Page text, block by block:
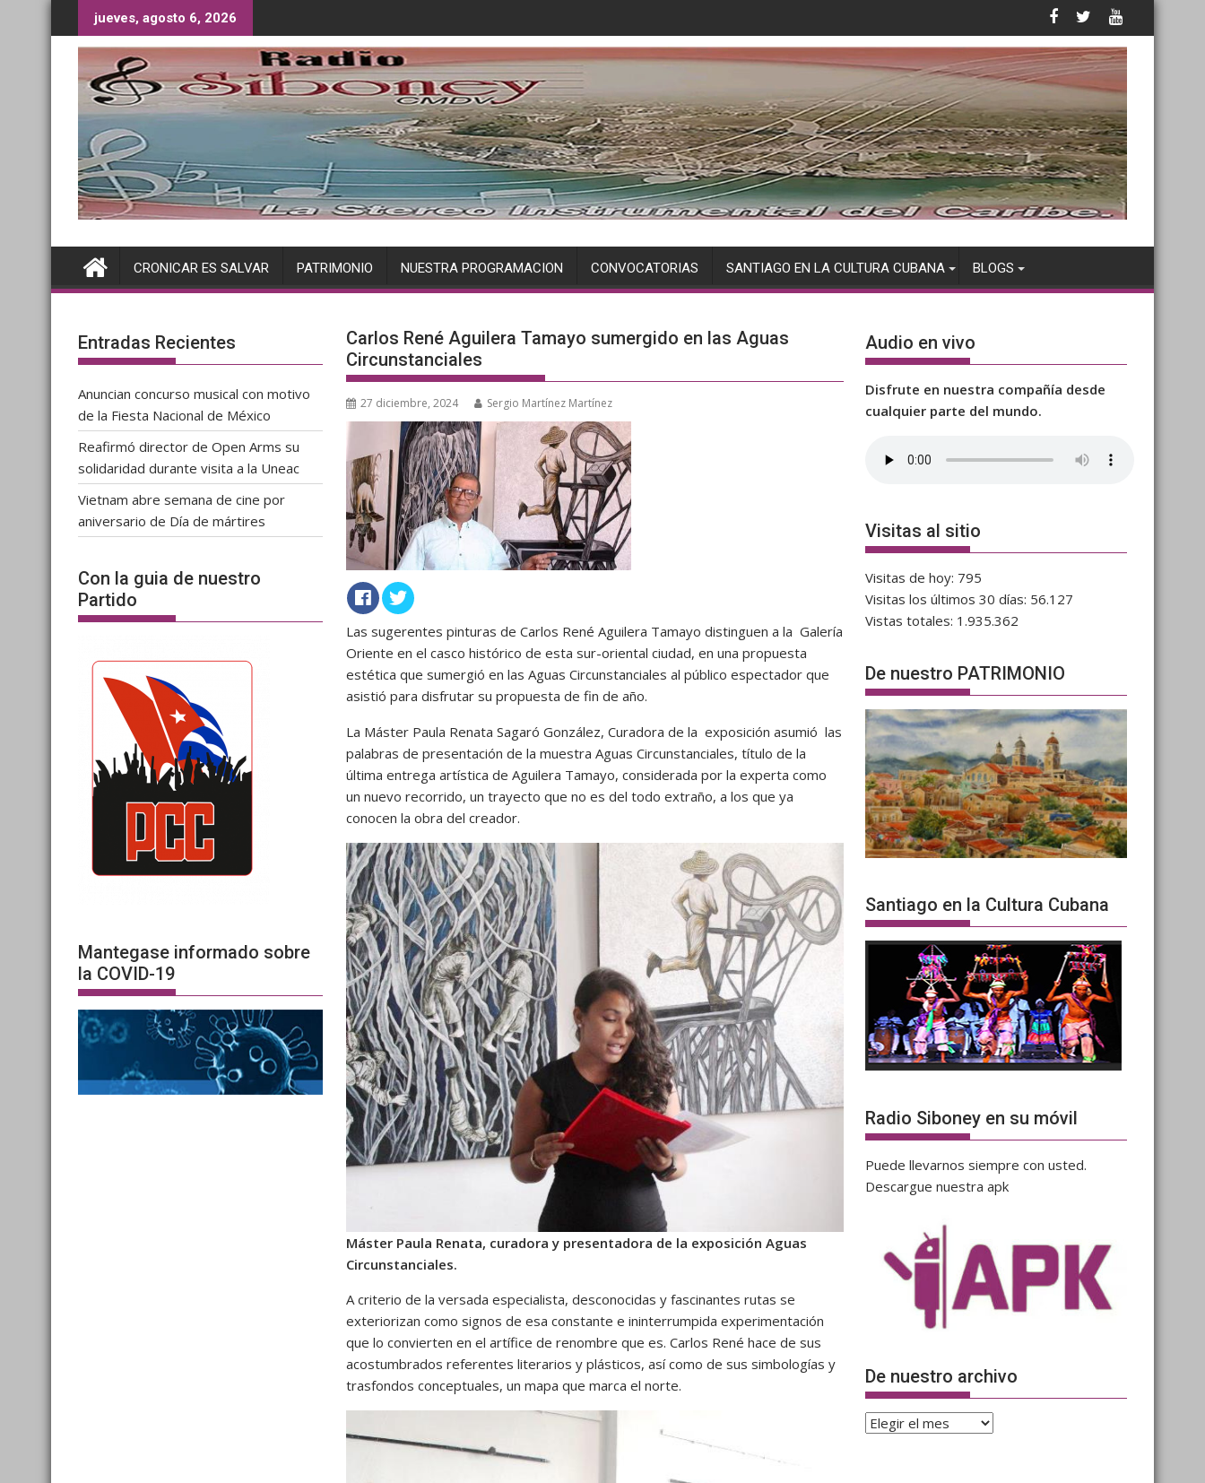
al
contenido
jueves, agosto 6, 2026
CRONICAR ES SALVAR PATRIMONIO NUESTRA PROGRAMACION CONVOCATORIAS SANTIAGO EN LA CULTURA CUBANA BLOGS
Carlos René Aguilera Tamayo sumergido en las Aguas
Circunstanciales
27 diciembre, 2024 Sergio Martínez Martínez
Las sugerentes pinturas de Carlos René Aguilera Tamayo distinguen a la Galería
Oriente en el casco histórico de esta sur-oriental ciudad, en una propuesta
estética que sumergió en las Aguas Circunstanciales al público espectador que
asistió para disfrutar su propuesta de fin de año.
La Máster Paula Renata Sagaró González, Curadora de la exposición asumió las
palabras de presentación de la muestra Aguas Circunstanciales, título de la
última entrega artística de Aguilera Tamayo, considerada por la experta como
un nuevo recorrido, un trayecto que no es del todo extraño, a los que ya
conocen la obra del creador.
Máster Paula Renata, curadora y presentadora de la exposición Aguas
Circunstanciales.
A criterio de la versada especialista, desconocidas y fascinantes rutas se
exteriorizan como signos de esa constante e ininterrumpida experimentación
que lo convierten en el artífice de renombre que es. Carlos René hace de sus
acostumbrados referentes literarios y plásticos, así como de sus simbologías y
trasfondos conceptuales, un mapa que marca el norte.
Entradas Recientes
Anuncian concurso musical con motivo
de la Fiesta Nacional de México
Reafirmó director de Open Arms su
solidaridad durante visita a la Uneac
Vietnam abre semana de cine por
aniversario de Día de mártires
Con la guia de nuestro
Partido
Mantegase informado sobre
la COVID-19
Audio en vivo
Disfrute en nuestra compañía desde
cualquier parte del mundo.
Visitas al sitio
Visitas de hoy: 795
Visitas los últimos 30 días: 56.127
Vistas totales: 1.935.362
De nuestro PATRIMONIO
Santiago en la Cultura Cubana
Radio Siboney en su móvil
Puede llevarnos siempre con usted.
Descargue nuestra apk
De nuestro archivo
De